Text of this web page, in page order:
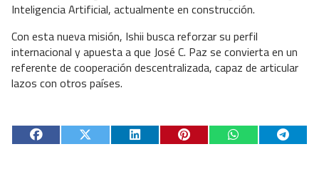
Inteligencia Artificial, actualmente en construcción.
Con esta nueva misión, Ishii busca reforzar su perfil
internacional y apuesta a que José C. Paz se convierta en un
referente de cooperación descentralizada, capaz de articular
lazos con otros países.